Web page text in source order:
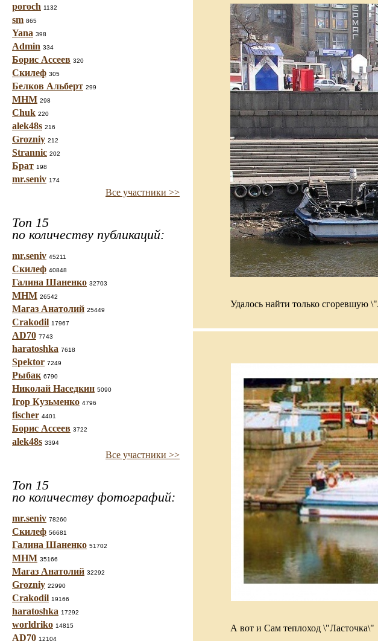
poroch 1132
sm 865
Yana 398
Admin 334
Борис Ассеев 320
Скилеф 305
Белков Альберт 299
МНМ 298
Chuk 220
alek48s 216
Grozniy 212
Strannic 202
Брат 198
mr.seniv 174
Все участники >>
Топ 15
по количеству публикаций:
mr.seniv 45211
Скилеф 40848
Галина Шаненко 32703
МНМ 26542
Магаз Анатолий 25449
Crakodil 17967
AD70 7743
haratoshka 7618
Spektor 7249
Рыбак 6790
Николай Наседкин 5090
Ігор Кузьменко 4796
fischer 4401
Борис Ассеев 3722
alek48s 3394
Все участники >>
Топ 15
по количеству фотографий:
mr.seniv 78260
Скилеф 56681
Галина Шаненко 51702
МНМ 35166
Магаз Анатолий 32292
Grozniy 22990
Crakodil 19166
haratoshka 17292
worldriko 14815
AD70 12104
Удалось найти только сгоревшую
А вот и Сам теплоход \"Ласточка\"